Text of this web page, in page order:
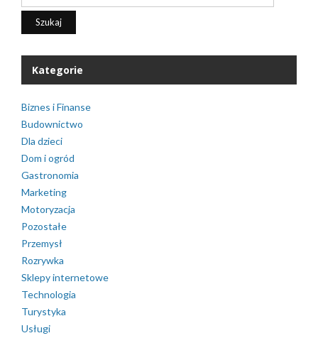
Kategorie
Biznes i Finanse
Budownictwo
Dla dzieci
Dom i ogród
Gastronomia
Marketing
Motoryzacja
Pozostałe
Przemysł
Rozrywka
Sklepy internetowe
Technologia
Turystyka
Usługi